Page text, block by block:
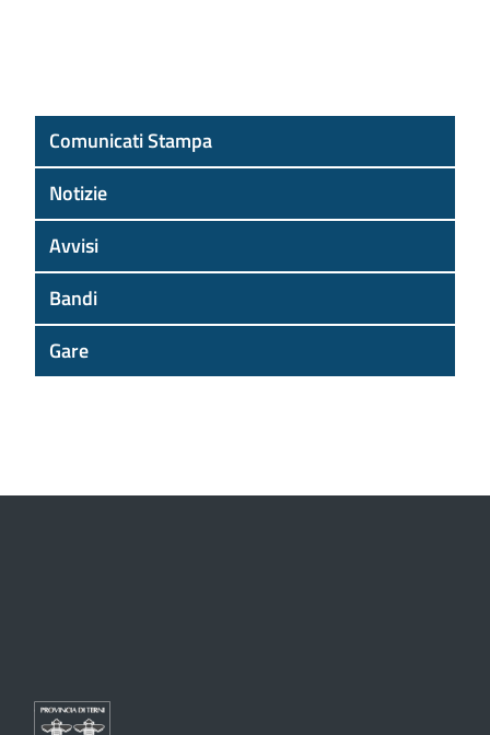
Comunicati Stampa
Notizie
Avvisi
Bandi
Gare